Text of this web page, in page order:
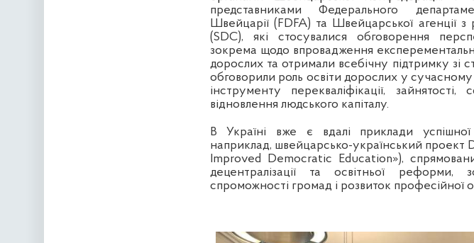
представниками Федерального
Швейцарії (FDFA) та Швейцарської агенції з
(SDC), які стосувалися обговорення
зокрема щодо впровадження
дорослих та отримали всебічну підтримку зі
обговорили роль освіти дорослих у сучасному
інструменту перекваліфікації, зайнятості,
відновлення людського капіталу.
В Україні вже є вдалі приклади
наприклад, швейцарсько-український
Improved Democratic Education»),
децентралізації та освітньої реформи,
спроможності громад і розвиток професійної